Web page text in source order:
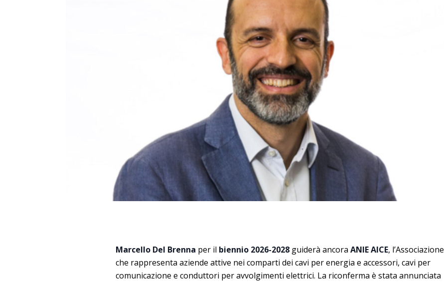
Marcello Del Brenna per il biennio 2026-2028 guiderà ancora ANIE AICE, l’Associazione
che rappresenta aziende attive nei comparti dei cavi per energia e accessori, cavi per
comunicazione e conduttori per avvolgimenti elettrici. La riconferma è stata annunciata